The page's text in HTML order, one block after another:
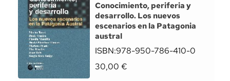
Conocimiento, periferia y
desarrollo. Los nuevos
escenarios en la Patagonia
austral
ISBN:978-950-786-410-0
30,00 €